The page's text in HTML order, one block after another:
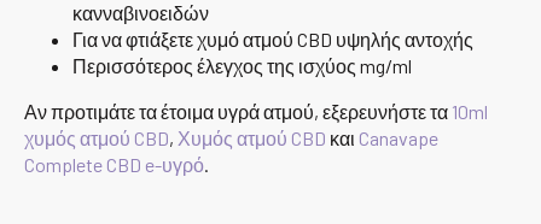
κανναβινοειδών
Για να φτιάξετε χυμό ατμού CBD υψηλής αντοχής
Περισσότερος έλεγχος της ισχύος mg/ml
Αν προτιμάτε τα έτοιμα υγρά ατμού, εξερευνήστε τα 10ml
χυμός ατμού CBD, Χυμός ατμού CBD και Canavape
Complete CBD e-υγρό.